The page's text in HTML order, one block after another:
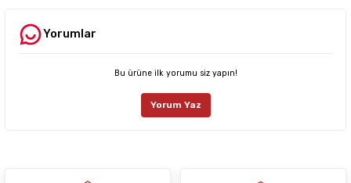
Ürün resmi kalitesiz, bozuk veya görüntülenemiyor.
Ürün fiyatı diğer sitelerden daha pahalı.
Deneyimini Paylaş
Yorumlar
Bu ürüne ilk yorumu siz yapın!
Yorum Yaz